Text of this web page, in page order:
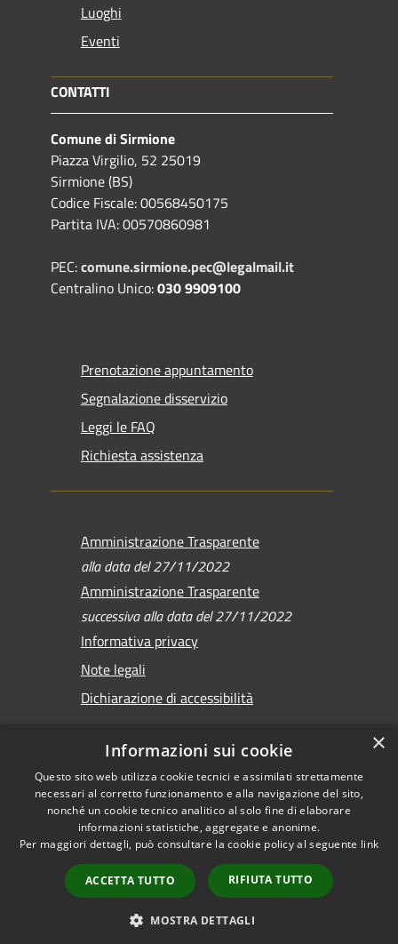
Luoghi
Eventi
CONTATTI
Comune di Sirmione
Piazza Virgilio, 52 25019
Sirmione (BS)
Codice Fiscale: 00568450175
Partita IVA: 00570860981
PEC:comune.sirmione.pec@legalmail.it
Centralino Unico:030 9909100
Prenotazione appuntamento
Segnalazione disservizio
Leggi le FAQ
Richiesta assistenza
Amministrazione Trasparente
alla data del 27/11/2022
Amministrazione Trasparente
successiva alla data del 27/11/2022
Informativa privacy
Note legali
Dichiarazione di accessibilità
RSS
Accessibilità
Privacy
Cookie
Mappa del sito
Versione
Copyright © 2026 •
Comune di Sirmione •
Powered by
Municipium•
Accesso redazione
×
Informazioni sui cookie
Questo sito web utilizza cookie tecnici e assimilati strettamente
necessari al corretto funzionamento e alla navigazione del sito,
nonché un cookie tecnico analitico al solo fine di elaborare
informazioni statistiche, aggregate e anonime.
Per maggiori dettagli, può consultare la cookie policy al seguente link
ACCETTA TUTTO RIFIUTA TUTTO
MOSTRA DETTAGLI